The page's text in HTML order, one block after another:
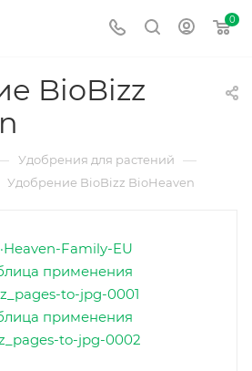
0
BioBizz
Удобрения для растений —
Удобрение BioBizz BioHeaven